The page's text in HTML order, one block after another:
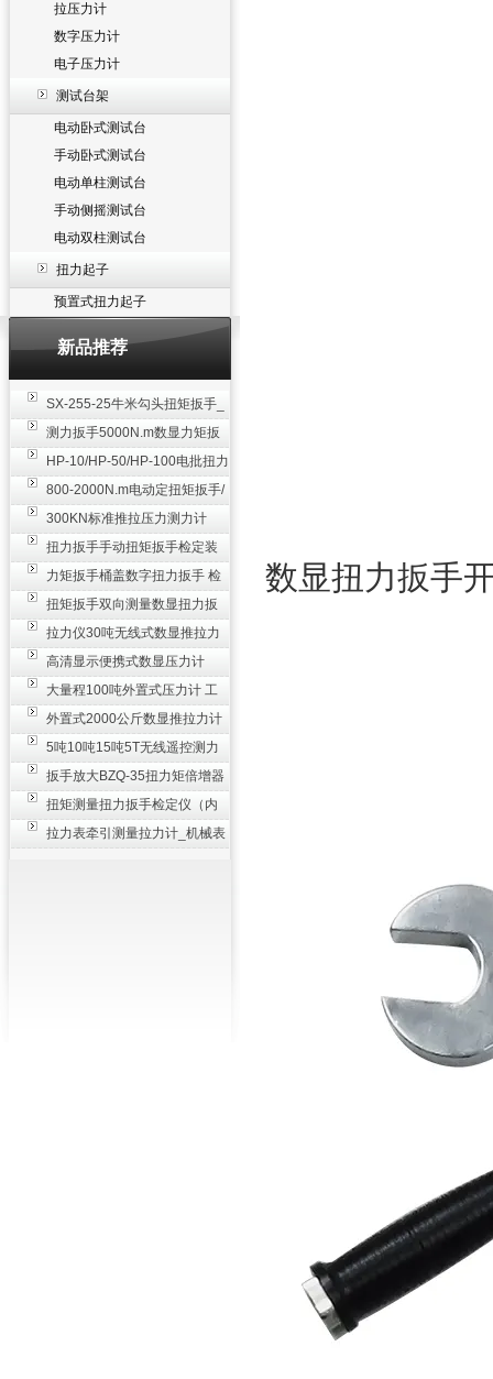
拉压力计
数字压力计
电子压力计
测试台架
电动卧式测试台
手动卧式测试台
电动单柱测试台
手动侧摇测试台
电动双柱测试台
扭力起子
预置式扭力起子
新品推荐
SX-255-25牛米勾头扭矩扳手_
螺栓紧固扭力扳手
测力扳手5000N.m数显力矩扳
手 非标扭力扳手工业级
HP-10/HP-50/HP-100电批扭力
测试仪,测量仪
800-2000N.m电动定扭矩扳手/
扭矩电动扳手
300KN标准推拉压力测力计
_0.3级数显压力仪
扭力扳手手动扭矩扳手检定装
置 50-100N扳手测量仪器
力矩扳手桶盖数字扭力扳手 检
测瓶盖拧紧扭矩工具
扭矩扳手双向测量数显扭力扳
手 2000N,m力矩扳手价格
拉力仪30吨无线式数显推拉力
计 数字显示测力计80T
高清显示便携式数显压力计
300N500n_手持电子测力计
大量程100吨外置式压力计 工
业用数显测力计价格
外置式2000公斤数显推拉力计
_数字拉力压力测试仪
5吨10吨15吨5T无线遥控测力
计_带遥控电子拉力计数显式
扳手放大BZQ-35扭力矩倍增器
_3500牛米扭力倍力器仪
扭矩测量扭力扳手检定仪（内
置打印） 扭矩检验仪器
拉力表牵引测量拉力计_机械表
数显扭力扳手